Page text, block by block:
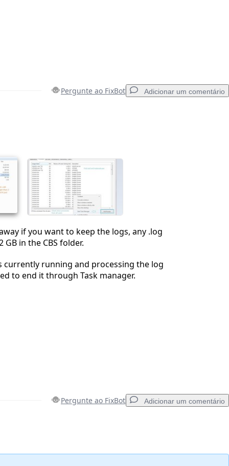
Pergunte ao FixBot Adicionar um comentário
if you want to keep the logs, any .log
in the CBS folder.
currently running and processing the log
to end it through Task manager.
Pergunte ao FixBot Adicionar um comentário